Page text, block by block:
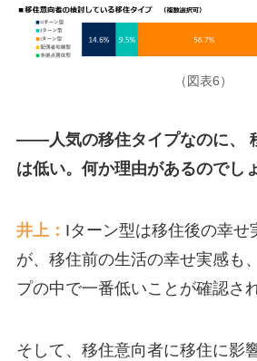
（図表6）
――人気の移住タイプなのに、
は低い。何か理由があるのでし
井上： Iターン型は移住後の幸せ
が、移住前の生活の幸せ実感も
プの中で一番低いことが確認さ
そして、移住意向者に移住に影